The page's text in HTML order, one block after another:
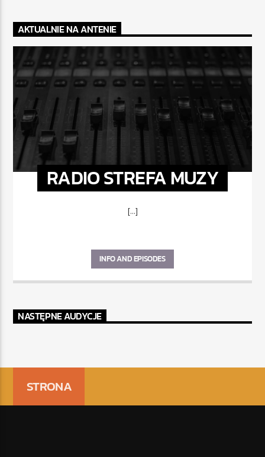
AKTUALNIE NA ANTENIE
RADIO STREFA MUZY
[...]
INFO AND EPISODES
NASTĘPNE AUDYCJE
STRONA